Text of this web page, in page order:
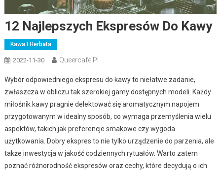
12 Najlepszych Ekspresów Do Kawy
Kawa I Herbata
2022-11-30 Queercafe.pl
Wybór odpowiedniego ekspresu do kawy to niełatwe zadanie,
zwłaszcza w obliczu tak szerokiej gamy dostępnych modeli. Każdy
miłośnik kawy pragnie delektować się aromatycznym napojem
przygotowanym w idealny sposób, co wymaga przemyślenia wielu
aspektów, takich jak preferencje smakowe czy wygoda
użytkowania. Dobry ekspres to nie tylko urządzenie do parzenia, ale
także inwestycja w jakość codziennych rytuałów. Warto zatem
poznać różnorodność ekspresów oraz cechy, które decydują o ich